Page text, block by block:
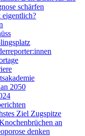
schärfen
eigentlich?
2050
Ziel Zugspitze
an
denken